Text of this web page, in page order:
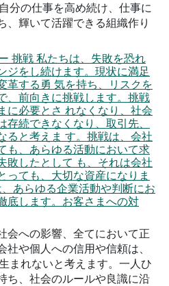
分の仕事を高め続け、仕事に
、輝いて活躍できる組織作り
挑戦 私たちは、失敗を恐れ
ジをし続けます。現状に満足
革する勇 気を持ち、リスクを
、前向きに挑戦します。挑戦
に必要とさ れなくなり、社会
続できなくなり、取引先、
ると考えま す。挑戦は、会社
も、あらゆる活動において求
敗したとして も、それは会社
っても、大切な資産になりま
あらゆる企業活動や判断にお
底します。お客さまへの対
会への影響、全てにおいて正
社や個人への信用や信頼は、
まれないと考えます。一人ひ
ち、社会のルールや良識に沿